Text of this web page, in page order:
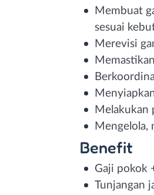
Membuat
sesuai
Merevisi
Melakukan
Mengelola,
Benefit
Gaji pokok
Tunjangan